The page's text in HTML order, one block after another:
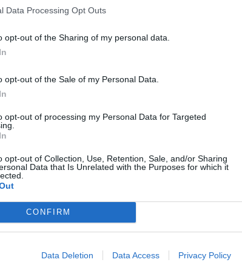
Data Processing Opt Outs
opt-out of the Sharing of my personal data.
opt-out of the Sale of my Personal Data.
opt-out of processing my Personal Data for Targeted
opt-out of Collection, Use, Retention, Sale, and/or Sharing
Data that Is Unrelated with the Purposes for which it
CONFIRM
Data Deletion Data Access Privacy Policy
Sorrentino, Lanaro (69’ Fortunato),
Caiazzo, Marsano, Pietrofesa,
di Stabia
(S), Sorrentino (L), Cioffi (S),
(L), Collina (L).
Guiscards e Longobarda Salerno